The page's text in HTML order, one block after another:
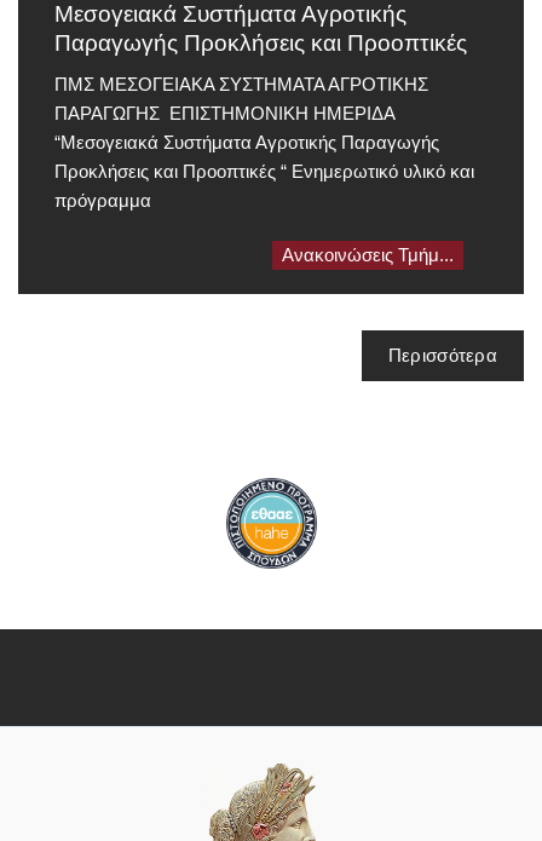
Μεσογειακά Συστήματα Αγροτικής
Παραγωγής Προκλήσεις και Προοπτικές
ΠΜΣ ΜΕΣΟΓΕΙΑΚΑ ΣΥΣΤΗΜΑΤΑ ΑΓΡΟΤΙΚΗΣ
ΠΑΡΑΓΩΓΗΣ ΕΠΙΣΤΗΜΟΝΙΚΗ ΗΜΕΡΙΔΑ
“Μεσογειακά Συστήματα Αγροτικής Παραγωγής
Προκλήσεις και Προοπτικές “ Ενημερωτικό υλικό και
πρόγραμμα
Ανακοινώσεις Τμήμ...
Περισσότερα